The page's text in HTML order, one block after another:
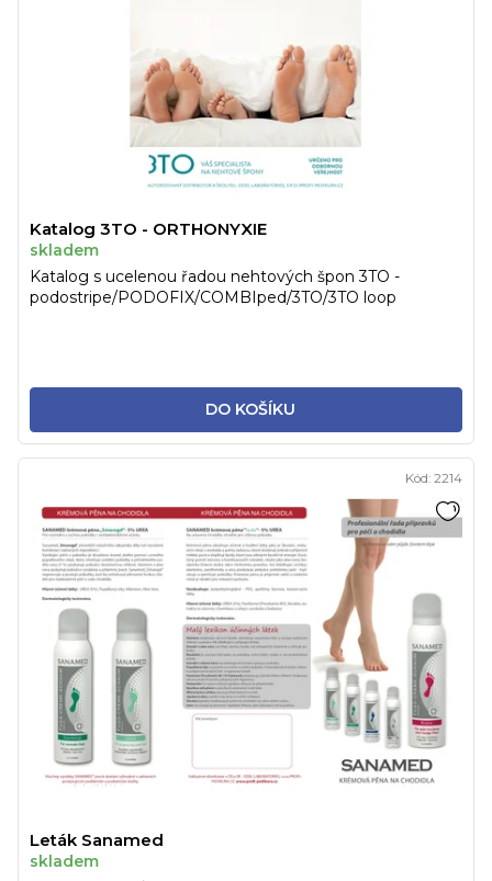
Katalog 3TO - ORTHONYXIE
skladem
DO KOŠÍKU
Katalog s ucelenou řadou nehtových špon 3TO -
podostripe/PODOFIX/COMBIped/3TO/3TO loop
Leták Sanamed
skladem
Kód: 2214